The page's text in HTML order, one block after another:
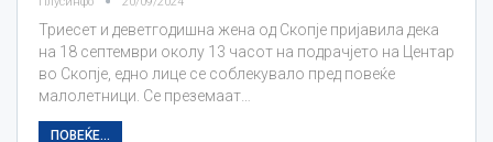
Триесет и деветгодишна жена од Скопје пријавила дека
на 18 септември околу 13 часот на подрачјето на Центар
во Скопје, едно лице се соблекувало пред повеќе
малолетници. Се преземаат…
ПОВЕЌЕ...